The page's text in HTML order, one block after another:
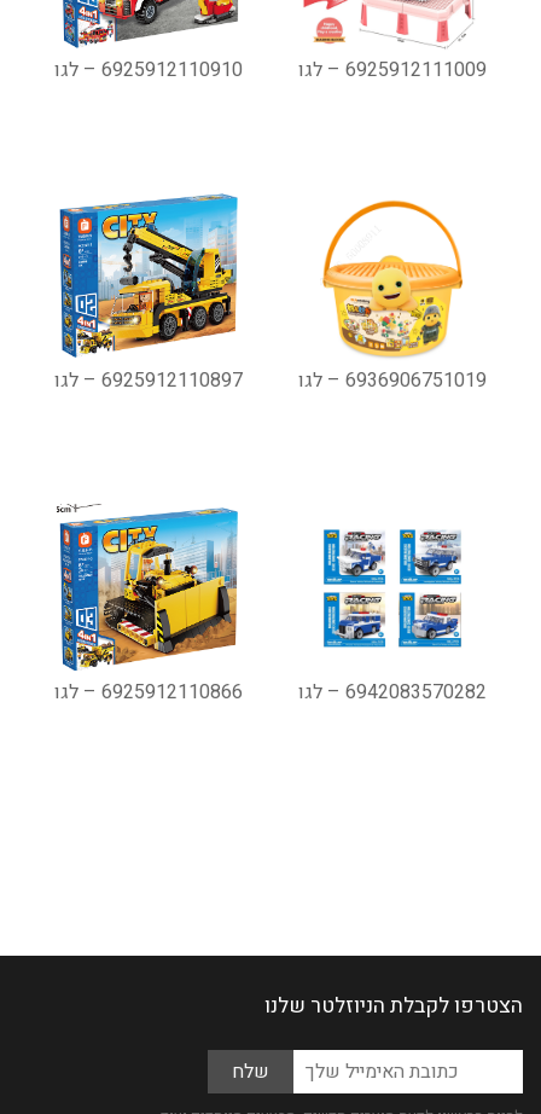
6925912111009 – לגו 6925912110910 – לגו
6936906751019 – לגו 6925912110897 – לגו
6942083570282 – לגו 6925912110866 – לגו
הצטרפו לקבלת הניוזלטר שלנו
Please
this
האימייל